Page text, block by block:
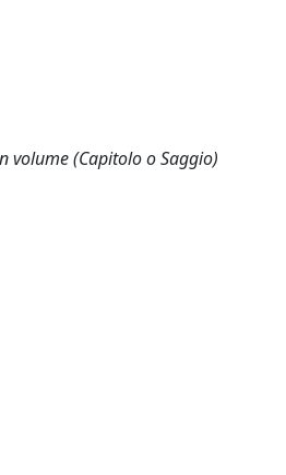
volume (Capitolo o Saggio)